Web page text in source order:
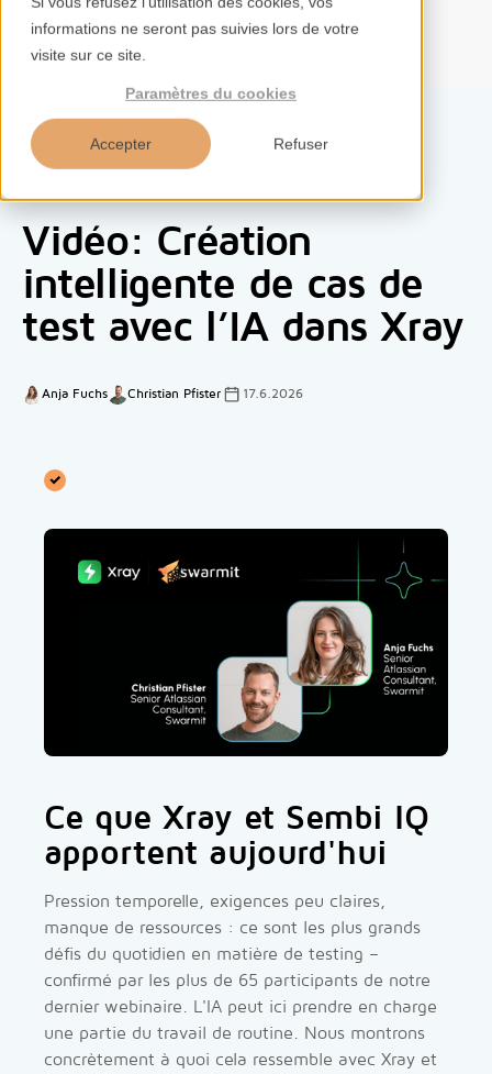
informations ne seront pas suivies lors de votre
visite sur ce site.
Paramètres du cookies
Accepter Refuser
Accueil
Services
Compétences
À propos de nous
FR
Vidéo: Création
intelligente de cas de
test avec l’IA dans Xray
Anja Fuchs Christian Pfister 17.6.2026
Ce que Xray et Sembi IQ
apportent aujourd'hui
Pression temporelle, exigences peu claires,
manque de ressources : ce sont les plus grands
défis du quotidien en matière de testing –
confirmé par les plus de 65 participants de notre
dernier webinaire. L'IA peut ici prendre en charge
une partie du travail de routine. Nous montrons
concrètement à quoi cela ressemble avec Xray et